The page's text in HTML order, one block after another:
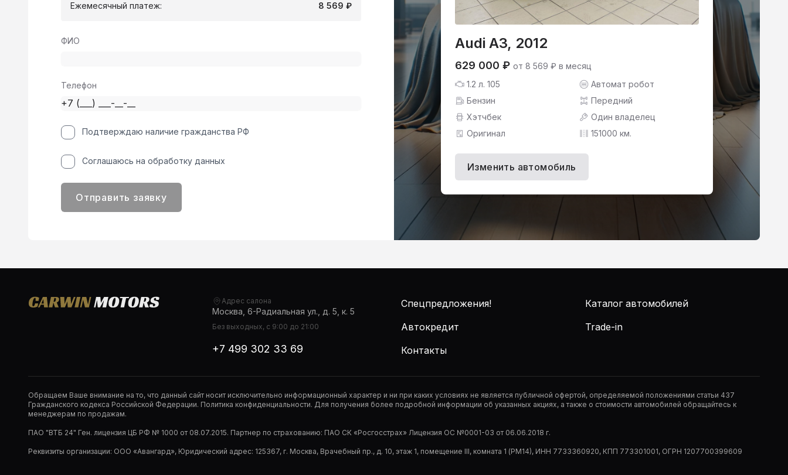
Audi A3, 2012
629 000 ₽ от 8 569 ₽ в месяц
1.2 л. 105
Автомат робот
Бензин
Передний
Хэтчбек
Один владелец
Оригинал
151000 км.
Изменить автомобиль
Ежемесячный платеж: 8 569 ₽
ФИО
Телефон
Подтверждаю наличие гражданства РФ
Соглашаюсь на обработку данных
Отправить заявку
Адрес салона
Москва, 6-Радиальная ул., д. 5, к. 5
Без выходных, с 9:00 до 21:00
+7 499 302 33 69
Спецпредложения!
Каталог автомобилей
Автокредит
Trade-in
Контакты
Обращаем Ваше внимание на то, что данный сайт носит исключительно информационный характер и ни при каких условиях не является публичной офертой, определяемой положениями статьи 437
Гражданского кодекса Российской Федерации. Политика конфиденциальности. Для получения более подробной информации об указанных акциях, а также о стоимости автомобилей обращайтесь к
менеджерам по продажам.
ПАО "ВТБ 24" Ген. лицензия ЦБ РФ № 1000 от 08.07.2015. Партнер по страхованию: ПАО СК «Росгосстрах» Лицензия ОС №0001-03 от 06.06.2018 г.
Реквизиты организации: ООО «Авангард», Юридический адрес: 125367, г. Москва, Врачебный пр., д. 10, этаж 1, помещение III, комната 1 (РМ14), ИНН 7733360920, КПП 773301001, ОГРН 1207700399609